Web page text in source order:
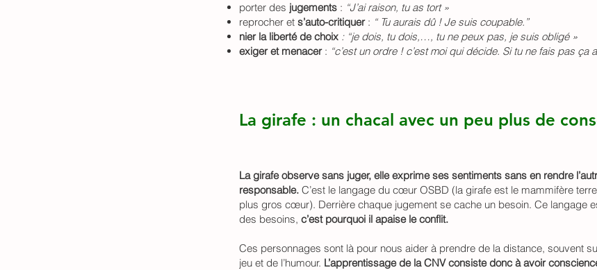
porter des jugements : “J’ai raison, tu as tort »
reprocher et s’auto-critiquer: “ Tu aurais dû ! Je suis coupable.”
nier la liberté de choix : “je dois, tu dois,…, tu ne peux pas, je suis obligé »
exiger et menacer: “c’est un ordre ! c’est moi qui décide. Si tu ne fais pas ça
La girafe : un chacal avec un peu plus de
La girafe observe sans juger, elle exprime ses sentiments sans en rendre
responsable. C’est le langage du cœur OSBD (la girafe est le mammifère
plus gros cœur). Derrière chaque jugement se cache un besoin. Ce langage
des besoins, c’est pourquoi il apaise le conflit.
Ces personnages sont là pour nous aider à prendre de la distance, souvent
jeu et de l’humour. L’apprentissage de la CNV consiste donc à avoir